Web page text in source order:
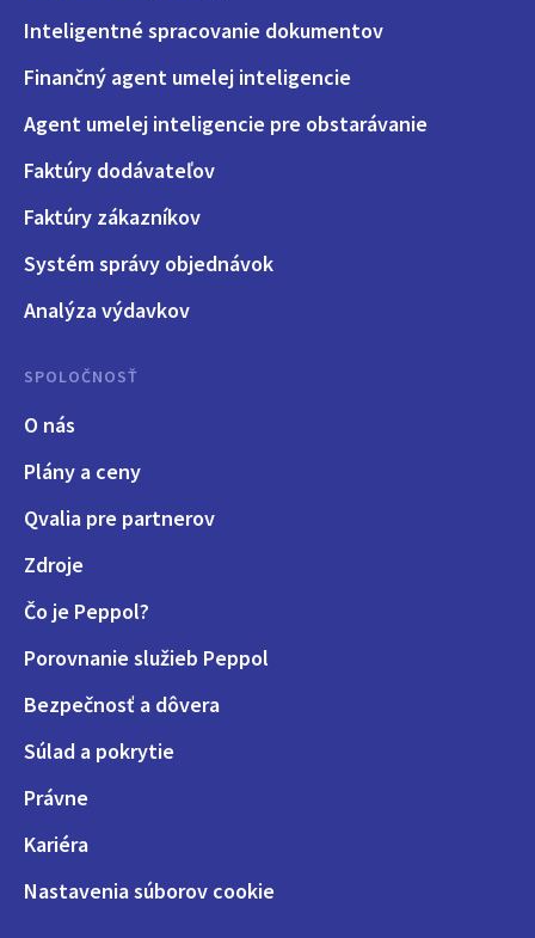
Inteligentné spracovanie dokumentov
Finančný agent umelej inteligencie
Agent umelej inteligencie pre obstarávanie
Faktúry dodávateľov
Faktúry zákazníkov
Systém správy objednávok
Analýza výdavkov
SPOLOČNOSŤ
O nás
Plány a ceny
Qvalia pre partnerov
Zdroje
Čo je Peppol?
Porovnanie služieb Peppol
Bezpečnosť a dôvera
Súlad a pokrytie
Právne
Kariéra
Nastavenia súborov cookie